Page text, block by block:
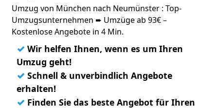
Umzug von München nach Neumünster : Top-
Umzugsunternehmen ➨ Umzüge ab 93€ –
Kostenlose Angebote in 4 Min.
✓ Wir helfen Ihnen, wenn es um Ihren
Umzug geht!
✓ Schnell & unverbindlich Angebote
erhalten!
✓ Finden Sie das beste Angebot für Ihren